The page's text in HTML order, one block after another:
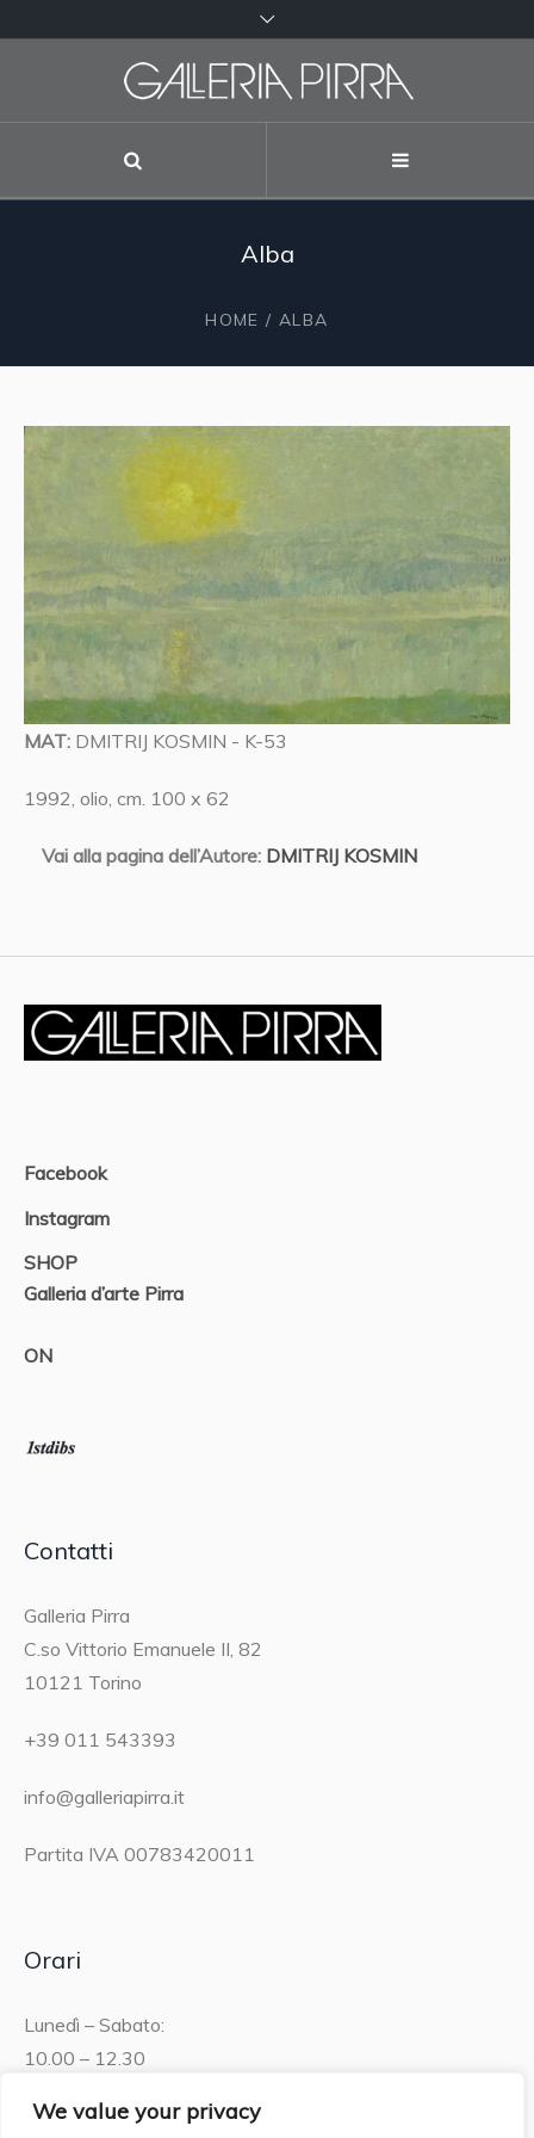
We value your privacy
Alba
HOME / ALBA
MAT: DMITRIJ KOSMIN - K-53
1992, olio, cm. 100 x 62
Vai alla pagina dell’Autore: DMITRIJ KOSMIN
Facebook
Instagram
SHOP
Galleria d’arte Pirra
ON
Contatti
Galleria Pirra
C.so Vittorio Emanuele II, 82
10121 Torino
+39 011 543393
info@galleriapirra.it
Partita IVA 00783420011
Orari
Lunedì – Sabato:
10.00 – 12.30
15.30 – 19.00